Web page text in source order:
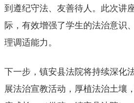
到遵纪守法、友善待人。此次讲
际，有效增强了学生的法治意识
理调适能力。
下一步，镇安县法院将持续深化
展法治宣教活动，厚植法治土壤